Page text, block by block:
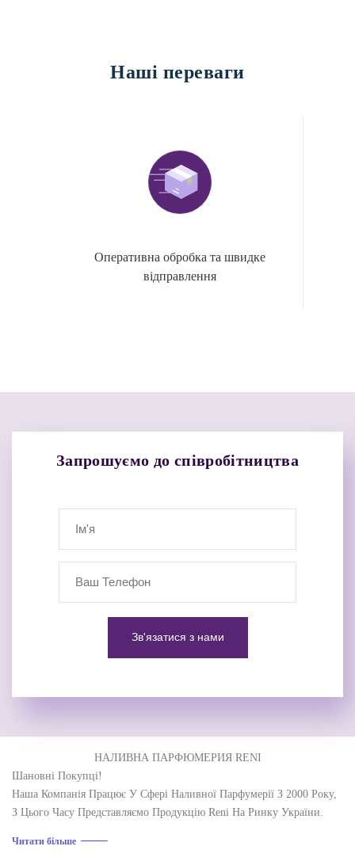
Наші переваги
Оперативна обробка та швидке
відправлення
Запрошуємо до співробітництва
НАЛИВНА ПАРФЮМЕРИЯ RENI
Шановні Покупці!
Наша Компанія Працює У Сфері Наливної Парфумерії З 2000 Року,
З Цього Часу Представляємо Продукцію Reni На Ринку України.
Взаємовигідний, Культурний Ринок Партнерських Відносин Та
Читати більше